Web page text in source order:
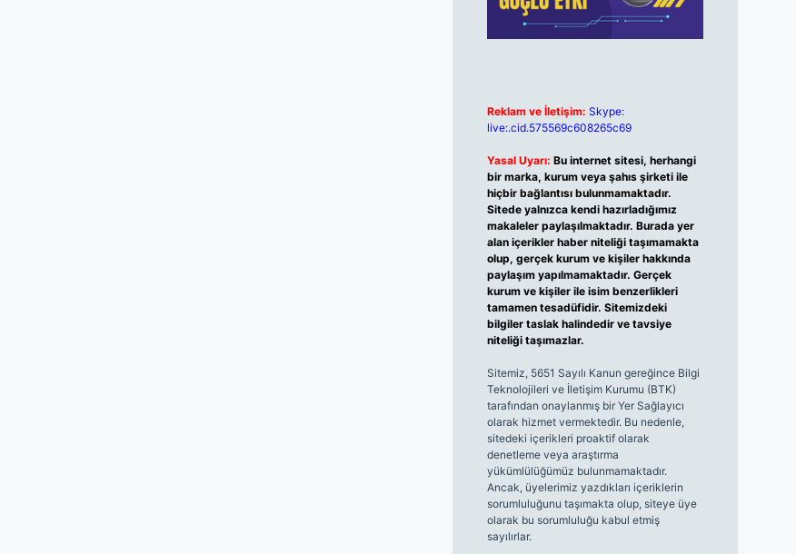
Reklam ve İletişim: Skype:
live:.cid.575569c608265c69
Yasal Uyarı: Bu internet sitesi, herhangi
bir marka, kurum veya şahıs şirketi ile
hiçbir bağlantısı bulunmamaktadır.
Sitede yalnızca kendi hazırladığımız
makaleler paylaşılmaktadır. Burada yer
alan içerikler haber niteliği taşımamakta
olup, gerçek kurum ve kişiler hakkında
paylaşım yapılmamaktadır. Gerçek
kurum ve kişiler ile isim benzerlikleri
tamamen tesadüfidir. Sitemizdeki
bilgiler taslak halindedir ve tavsiye
niteliği taşımazlar.
Sitemiz, 5651 Sayılı Kanun gereğince Bilgi
Teknolojileri ve İletişim Kurumu (BTK)
tarafından onaylanmış bir Yer Sağlayıcı
olarak hizmet vermektedir. Bu nedenle,
sitedeki içerikleri proaktif olarak
denetleme veya araştırma
yükümlülüğümüz bulunmamaktadır.
Ancak, üyelerimiz yazdıkları içeriklerin
sorumluluğunu taşımakta olup, siteye üye
olarak bu sorumluluğu kabul etmiş
sayılırlar.